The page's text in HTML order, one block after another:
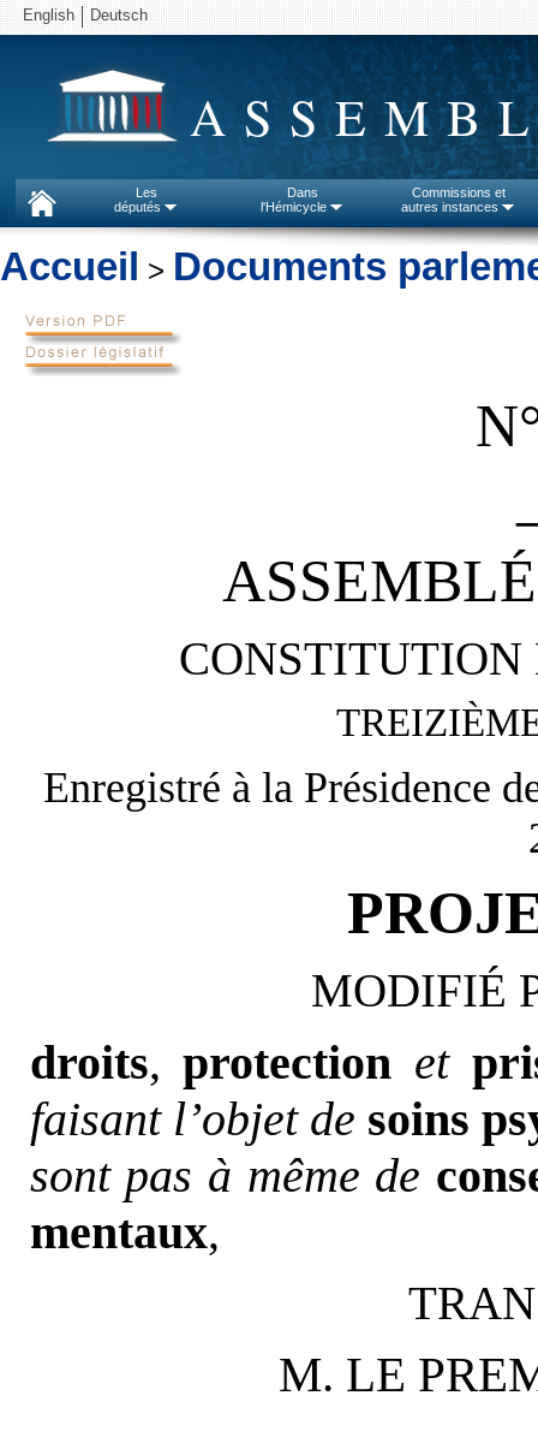
English Deutsch
Les
députés
Dans
l'Hémicycle
Commissions et
autres instances
Accueil > Documents
CONSTITUTION
Enregistré à la Présidence
MODIFIÉ
droits,protection et
faisant l’objet de soins
sont pas à même de
mentaux,
M. LE